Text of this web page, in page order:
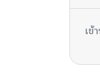
ตอน
เข้